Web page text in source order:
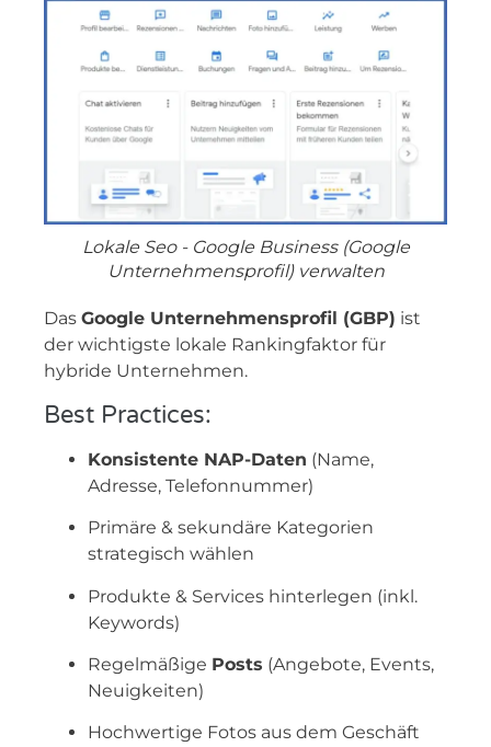
Lokale Seo - Google Business (Google
Unternehmensprofil) verwalten
Das Google Unternehmensprofil (GBP) ist
der wichtigste lokale Rankingfaktor für
hybride Unternehmen.
Best Practices:
Konsistente NAP-Daten (Name,
Adresse, Telefonnummer)
Primäre & sekundäre Kategorien
strategisch wählen
Produkte & Services hinterlegen (inkl.
Keywords)
Regelmäßige Posts (Angebote, Events,
Neuigkeiten)
Hochwertige Fotos aus dem Geschäft